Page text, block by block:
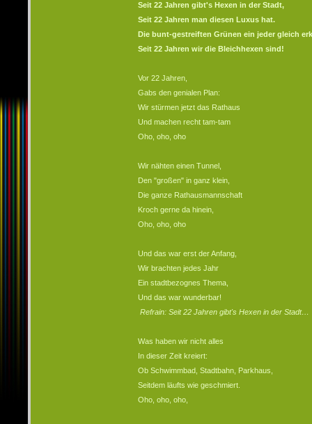
Seit 22 Jahren gibt's Hexen in der Stadt,
Seit 22 Jahren man diesen Luxus hat.
Die bunt-gestreiften Grünen ein jeder gleich
Seit 22 Jahren wir die Bleichhexen sind!
Vor 22 Jahren,
Gabs den genialen Plan:
Wir stürmen jetzt das Rathaus
Und machen recht tam-tam
Oho, oho, oho
Wir nähten einen Tunnel,
Den "großen" in ganz klein,
Die ganze Rathausmannschaft
Kroch gerne da hinein,
Oho, oho, oho
Und das war erst der Anfang,
Wir brachten jedes Jahr
Ein stadtbezognes Thema,
Und das war wunderbar!
Refrain: Seit 22 Jahren gibt's Hexen in der Stadt…
Was haben wir nicht alles
In dieser Zeit kreiert:
Ob Schwimmbad, Stadtbahn, Parkhaus,
Seitdem läufts wie geschmiert.
Oho, oho, oho,